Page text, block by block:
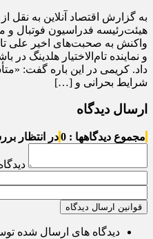
به گزارش اقتصاد آنلاین به
هیئت‌رئیسه فدراسیون فوتبال و
واکنش به صحبت‌های اخیر علی
و نماینده تام‌الاختیار هلدینگ در
داد. کریمی در این باره گفت:
شرایط بحرانی و […]
ارسال دیدگاه
مجموع دیدگاهها : 0 در انتظار
قوانین ارسال دیدگاه
دیدگاه های ارسال شده